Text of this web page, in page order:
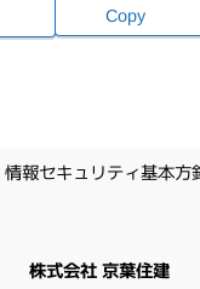
Copy
情報セキュリティ基本方
株式会社 京葉住建